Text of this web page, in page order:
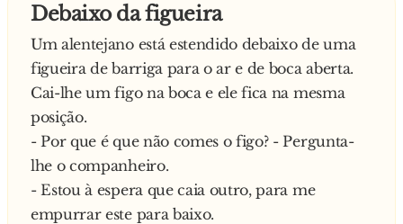
Debaixo da figueira
Um alentejano está estendido debaixo de uma
figueira de barriga para o ar e de boca aberta.
Cai-lhe um figo na boca e ele fica na mesma
posição.
- Por que é que não comes o figo? - Pergunta-
lhe o companheiro.
- Estou à espera que caia outro, para me
empurrar este para baixo.